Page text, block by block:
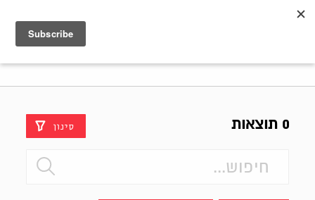
0 תוצאות סינון